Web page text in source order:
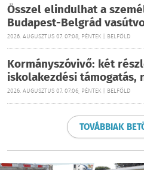
Ősszel elindulhat a
Budapest-Belgrád
2026. AUGUSZTUS 07. 07:08, PÉNTEK | BELFÖLD
Kormányszóvivő: két
iskolakezdési
2026. AUGUSZTUS 07. 07:06, PÉNTEK | BELFÖLD
TOVÁBBIAK